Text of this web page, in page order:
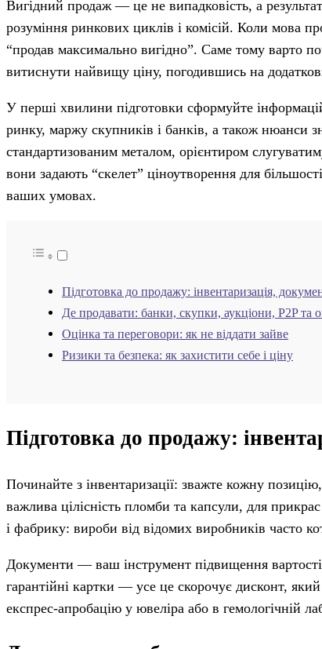
Вигідний продаж — це не випадковість, а
розуміння ринкових циклів і комісій. Коли мова
“продав максимально вигідно”. Саме тому варто
витиснути найвищу ціну, погодившись на
У перші хвилини підготовки сформуйте
ринку, маржу скупників і банків, а також нюанси
стандартизованим металом, орієнтиром
вони задають “скелет” ціноутворення для
ваших умовах.
Підготовка до продажу: інвентаризація,
Де продавати: банки, скупки, аукціони, P2P та
Оцінка та переговори: як не віддати зайве
Ризики та безпека: як захистити себе і ціну
Підготовка до продажу:
Починайте з інвентаризації: зважте кожну
важлива цілісність пломби та капсули, для
і фабрику: вироби від відомих виробників часто
Документи — ваш інструмент підвищення
гарантійні картки — усе це скорочує дисконт,
експрес-апробацію у ювеліра або в гемологічній